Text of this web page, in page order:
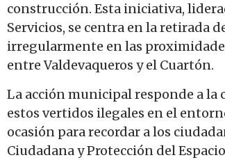
construcción. Esta iniciativa,
Servicios, se centra en la retirada
irregularmente en las
entre Valdevaqueros y el Cuartón.
La acción municipal responde a
estos vertidos ilegales en el
ocasión para recordar a los
Ciudadana y Protección del